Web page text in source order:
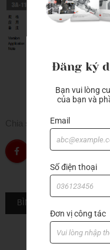
BÌNH LUẬN
Đăng ký
Bạn vui lòng
của bạn và
Email
Số điện thoại
Đơn vị công tác